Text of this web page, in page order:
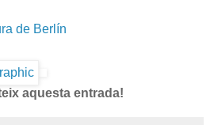
de Berlín
aquesta entrada!